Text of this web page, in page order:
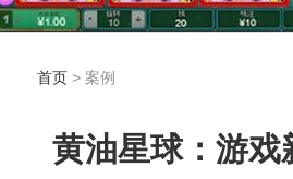
首页> 案例
黄油星球：游戏